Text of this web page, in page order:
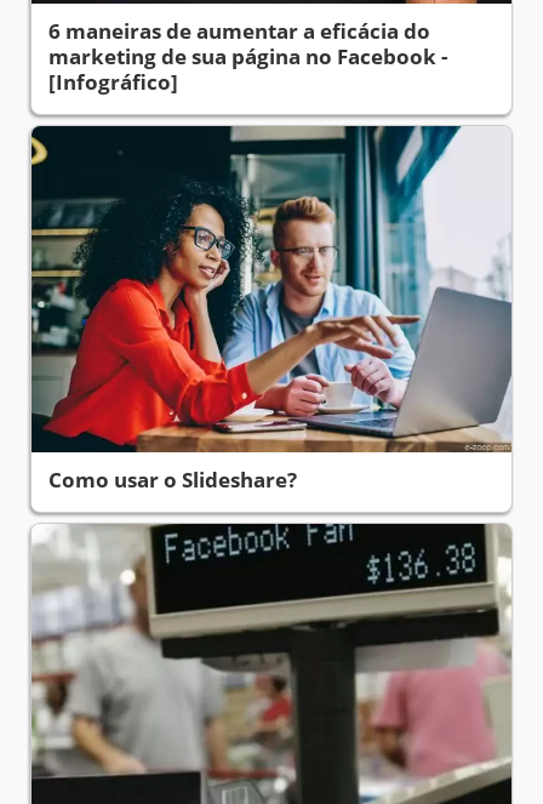
6 maneiras de aumentar a eficácia do
marketing de sua página no Facebook -
[Infográfico]
Como usar o Slideshare?